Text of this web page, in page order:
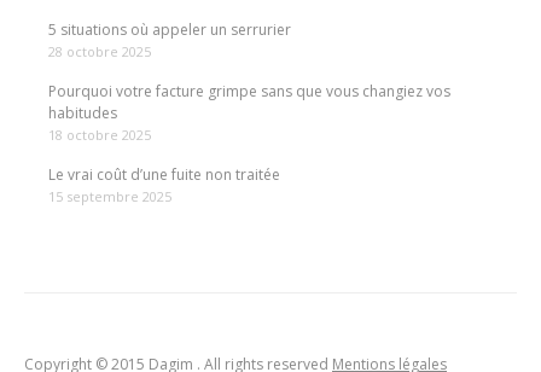
5 situations où appeler un serrurier
28 octobre 2025
Pourquoi votre facture grimpe sans que vous changiez vos
habitudes
18 octobre 2025
Le vrai coût d’une fuite non traitée
15 septembre 2025
Copyright © 2015 Dagim . All rights reserved Mentions légales